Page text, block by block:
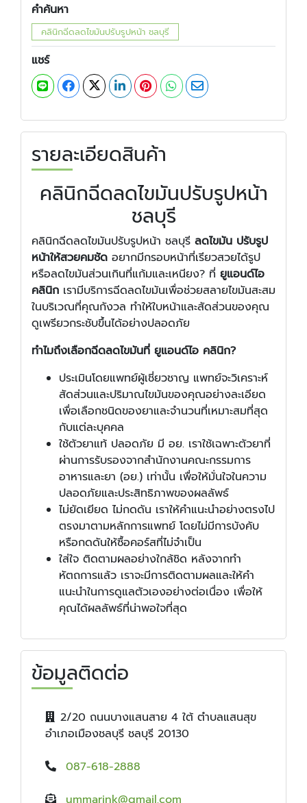
คำค้นหา
คลินิกฉีดลดไขมันปรับรูปหน้า ชลบุรี
แชร์
รายละเอียดสินค้า
คลินิกฉีดลดไขมันปรับรูปหน้า
ชลบุรี
คลินิกฉีดลดไขมันปรับรูปหน้า ชลบุรี ลดไขมัน ปรับรูป
หน้าให้สวยคมชัด อยากมีกรอบหน้าที่เรียวสวยได้รูป
หรือลดไขมันส่วนเกินที่แก้มและเหนียง? ที่ ยูแอนด์ไอ
คลินิก เรามีบริการฉีดลดไขมันเพื่อช่วยสลายไขมันสะสม
ในบริเวณที่คุณกังวล ทำให้ใบหน้าและสัดส่วนของคุณ
ดูเพรียวกระชับขึ้นได้อย่างปลอดภัย
ทำไมถึงเลือกฉีดลดไขมันที่ ยูแอนด์ไอ คลินิก?
ประเมินโดยแพทย์ผู้เชี่ยวชาญ แพทย์จะวิเคราะห์
สัดส่วนและปริมาณไขมันของคุณอย่างละเอียด
เพื่อเลือกชนิดของยาและจำนวนที่เหมาะสมที่สุด
กับแต่ละบุคคล
ใช้ตัวยาแท้ ปลอดภัย มี อย. เราใช้เฉพาะตัวยาที่
ผ่านการรับรองจากสำนักงานคณะกรรมการ
อาหารและยา (อย.) เท่านั้น เพื่อให้มั่นใจในความ
ปลอดภัยและประสิทธิภาพของผลลัพธ์
ไม่ยัดเยียด ไม่กดดัน เราให้คำแนะนำอย่างตรงไป
ตรงมาตามหลักการแพทย์ โดยไม่มีการบังคับ
หรือกดดันให้ซื้อคอร์สที่ไม่จำเป็น
ใส่ใจ ติดตามผลอย่างใกล้ชิด หลังจากทำ
หัตถการแล้ว เราจะมีการติดตามผลและให้คำ
แนะนำในการดูแลตัวเองอย่างต่อเนื่อง เพื่อให้
คุณได้ผลลัพธ์ที่น่าพอใจที่สุด
ข้อมูลติดต่อ
2/20 ถนนบางแสนสาย 4 ใต้ ตำบลแสนสุข
อำเภอเมืองชลบุรี ชลบุรี 20130
087-618-2888
ummarink@gmail.com